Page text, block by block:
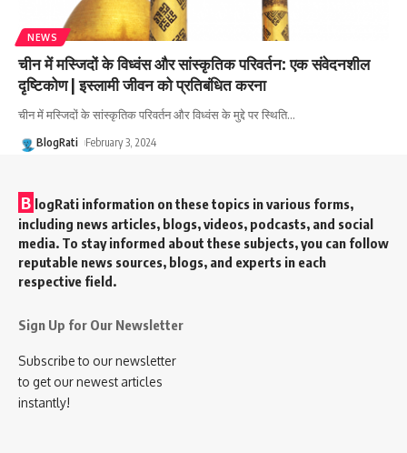
NEWS
चीन में मस्जिदों के विध्वंस और सांस्कृतिक परिवर्तन: एक संवेदनशील
दृष्टिकोण | इस्लामी जीवन को प्रतिबंधित करना
चीन में मस्जिदों के सांस्कृतिक परिवर्तन और विध्वंस के मुद्दे पर स्थिति…
BlogRati February 3, 2024
B logRati information on these topics in various forms,
including news articles, blogs, videos, podcasts, and social
media. To stay informed about these subjects, you can follow
reputable news sources, blogs, and experts in each
respective field.
Sign Up for Our Newsletter
Subscribe to our newsletter
to get our newest articles
instantly!